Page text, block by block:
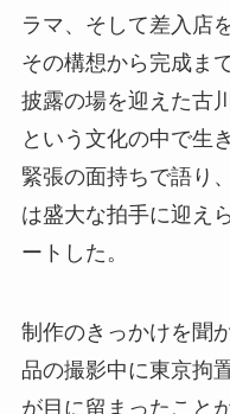
ラマ、そして差入店
その構想から完成ま
披露の場を迎えた古
という文化の中で生
緊張の面持ちで語り
は盛大な拍手に迎え
ートした。
制作のきっかけを聞
品の撮影中に東京拘
が目に留まったこと